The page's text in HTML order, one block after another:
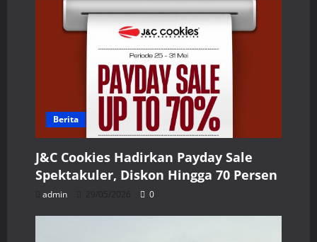
Berita
J&C Cookies Hadirkan Payday Sale
Spektakuler, Diskon Hingga 70 Persen
admin 29/05/2026 0